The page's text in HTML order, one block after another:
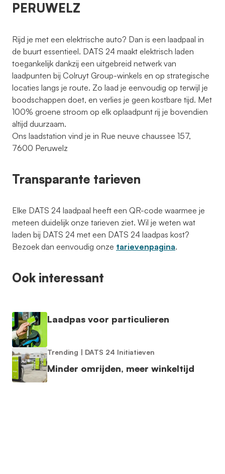
PERUWELZ
Rijd je met een elektrische auto? Dan is een laadpaal in
de buurt essentieel. DATS 24 maakt elektrisch laden
toegankelijk dankzij een uitgebreid netwerk van
laadpunten bij Colruyt Group-winkels en op strategische
locaties langs je route. Zo laad je eenvoudig op terwijl je
boodschappen doet, en verlies je geen kostbare tijd. Met
100% groene stroom op elk oplaadpunt rij je bovendien
altijd duurzaam.
Ons laadstation vind je in Rue neuve chaussee 157,
7600 Peruwelz
Transparante tarieven
Elke DATS 24 laadpaal heeft een QR-code waarmee je
meteen duidelijk onze tarieven ziet. Wil je weten wat
laden bij DATS 24 met een DATS 24 laadpas kost?
Bezoek dan eenvoudig onze tarievenpagina.
Ook interessant
Laadpas voor particulieren
Trending | DATS 24 Initiatieven
Minder omrijden, meer winkeltijd